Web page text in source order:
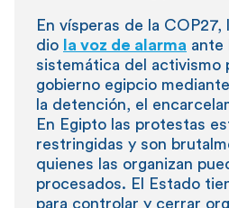
En vísperas de la COP27,
dio
la voz de alarma ante
sistemática del activismo
gobierno egipcio
la detención, el
En Egipto las protestas
restringidas y son
quienes las organizan
procesados. El Estado
para controlar y cerrar